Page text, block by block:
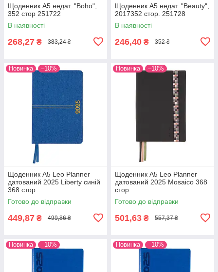
Щоденник А5 недат. "Boho",
352 стор 251722
В наявності
268,27 ₴ 383,24 ₴
Щоденник А5 недат. "Beauty",
2017352 стор. 251728
В наявності
246,40 ₴ 352 ₴
Новинка –10%
Щоденник А5 Leo Planner
датований 2025 Liberty синій
368 стор
Готово до відправки
449,87 ₴ 499,86 ₴
Новинка –10%
Щоденник А5 Leo Planner
датований 2025 Mosaico 368
стор
Готово до відправки
501,63 ₴ 557,37 ₴
Новинка –10% Новинка –10%